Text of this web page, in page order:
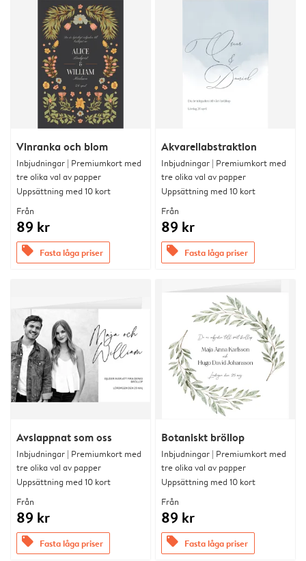
Vinranka och blom
Inbjudningar | Premiumkort med
tre olika val av papper
Uppsättning med 10 kort
Från
89 kr
offers Fasta låga priser
Akvarellabstraktion
Inbjudningar | Premiumkort med
tre olika val av papper
Uppsättning med 10 kort
Från
89 kr
offers Fasta låga priser
Avslappnat som oss
Inbjudningar | Premiumkort med
tre olika val av papper
Uppsättning med 10 kort
Från
89 kr
offers Fasta låga priser
Botaniskt bröllop
Inbjudningar | Premiumkort med
tre olika val av papper
Uppsättning med 10 kort
Från
89 kr
offers Fasta låga priser